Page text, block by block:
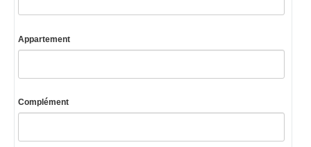
Appartement
Complément